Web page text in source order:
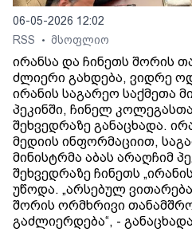
06-05-2026 12:02
RSS
• მსოფლიო
ირანსა და ჩინეთს შორის
ძლიერი გახდება, ვიდრე
ირანის საგარეო საქმეთა
პეკინში, ჩინელ
შეხვედრაზე განაცხადა.
მედიის ინფორმაციით,
მინისტრმა აბას არაღჩიმ
შეხვედრაზე ჩინეთს
უწოდა. „არსებულ
შორის ორმხრივი
გაძლიერდება“, -